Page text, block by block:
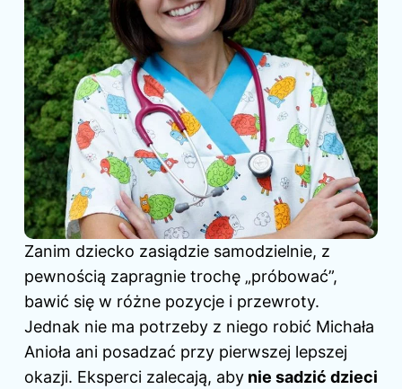
Zanim dziecko zasiądzie samodzielnie, z
pewnością zapragnie trochę „próbować”,
bawić się w różne pozycje i przewroty.
Jednak nie ma potrzeby z niego robić Michała
Anioła ani posadzać przy pierwszej lepszej
okazji. Eksperci zalecają, aby nie sadzić dzieci